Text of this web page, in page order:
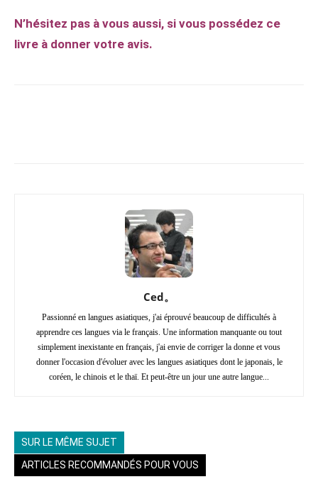
N’hésitez pas à vous aussi, si vous possédez ce
livre à donner votre avis.
Ced。
Passionné en langues asiatiques, j'ai éprouvé beaucoup de difficultés à
apprendre ces langues via le français. Une information manquante ou tout
simplement inexistante en français, j'ai envie de corriger la donne et vous
donner l'occasion d'évoluer avec les langues asiatiques dont le japonais, le
coréen, le chinois et le thaï. Et peut-être un jour une autre langue...
SUR LE MÊME SUJET
ARTICLES RECOMMANDÉS POUR VOUS